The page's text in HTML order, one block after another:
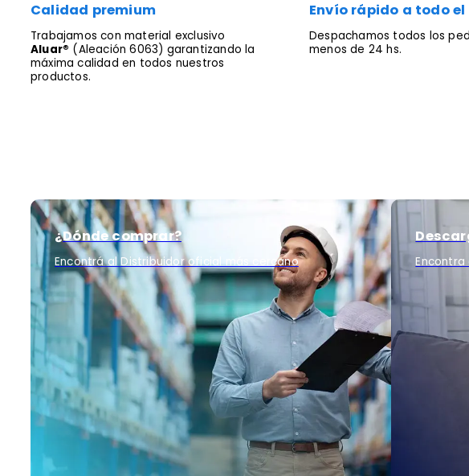
Calidad premium
Trabajamos con material exclusivo
Aluar® (Aleación 6063) garantizando la
máxima calidad en todos nuestros
productos.
Envío rápido a todo
Despachamos todos los
menos de 24 hs.
¿Dónde comprar?
Encontrá al Distribuidor oficial más cercano